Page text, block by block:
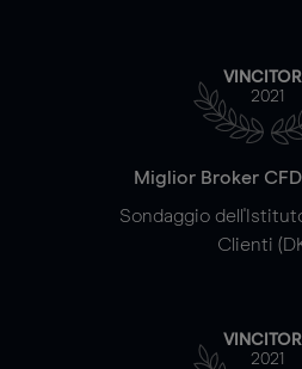
2021
Miglior Broker
Sondaggio
Clienti
2021